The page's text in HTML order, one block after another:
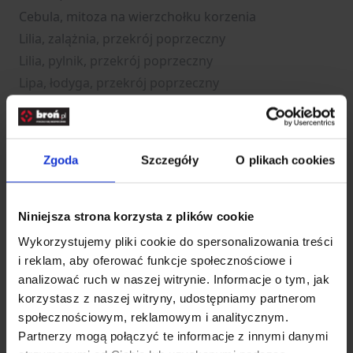
Zgoda Szczegóły O plikach cookies
Niniejsza strona korzysta z plików cookie
Wykorzystujemy pliki cookie do spersonalizowania treści
i reklam, aby oferować funkcje społecznościowe i
analizować ruch w naszej witrynie. Informacje o tym, jak
korzystasz z naszej witryny, udostępniamy partnerom
społecznościowym, reklamowym i analitycznym.
Partnerzy mogą połączyć te informacje z innymi danymi
Cebula, mitoza na wierzchołku korzenia
Lilia, zalążnia, przekrój poprzeczny
Lilia, pylnik, przekrój poprzeczny
Bób, korzeń, przekrój poprzeczny
Paprotnik, liść, przekrój
Sosna, łodyga, przekrój poprzeczny
Sosna, liść, przekrój poprzeczny
Bambus, łodyga, przekrój poprzeczny
Oliwnik srebrzysty
Bawełna, liść, przekrój poprzeczny
Liść, przekrój poprzeczny
Lilia, pyłek